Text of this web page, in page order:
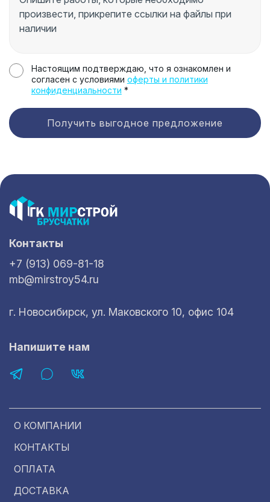
Настоящим подтверждаю, что я ознакомлен и
согласен с условиями оферты и политики
конфиденциальности *
Получить выгодное предложение
О КОМПАНИИ
КОНТАКТЫ
ОПЛАТА
ДОСТАВКА
Контакты
+7 (913) 069-81-18
mb@mirstroy54.ru
г. Новосибирск, ул. Маковского 10, офис 104
Напишите нам